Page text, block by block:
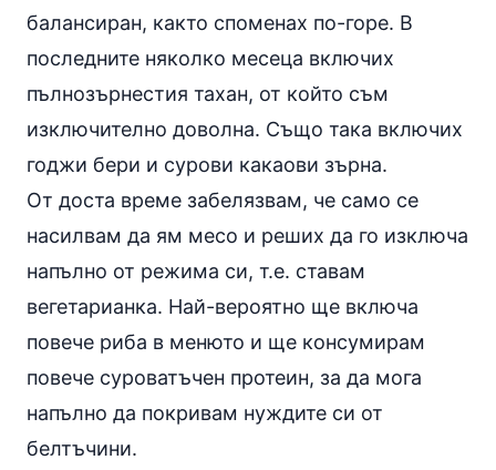
балансиран, както споменах по-горе. В
последните няколко месеца включих
пълнозърнестия тахан, от който съм
изключително доволна. Също така включих
годжи бери и сурови какаови зърна.
От доста време забелязвам, че само се
насилвам да ям месо и реших да го изключа
напълно от режима си, т.е. ставам
вегетарианка. Най-вероятно ще включа
повече риба в менюто и ще консумирам
повече суроватъчен протеин, за да мога
напълно да покривам нуждите си от
белтъчини.